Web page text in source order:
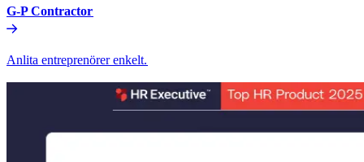
G-P Contractor​​
Anlita entreprenörer enkelt.​​